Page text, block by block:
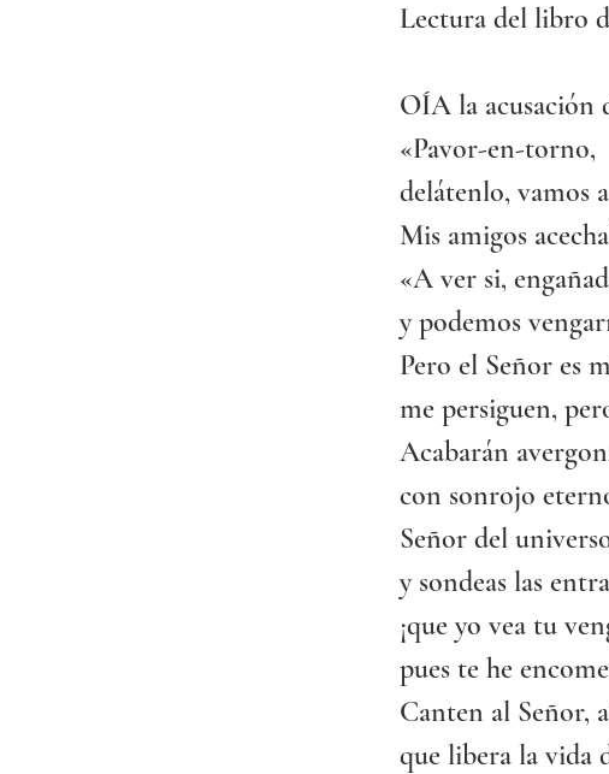
Lectura del libro
OÍA la acusación
«Pavor-en-torno,
delátenlo, vamos
Mis amigos
«A ver si,
y podemos
Pero el Señor es
me persiguen,
Acabarán
con sonrojo
Señor del
y sondeas las
¡que yo vea tu
pues te he
Canten al Señor,
que libera la vida